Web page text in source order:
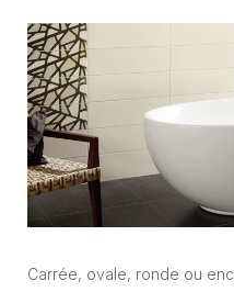
Carrée, ovale, ronde ou